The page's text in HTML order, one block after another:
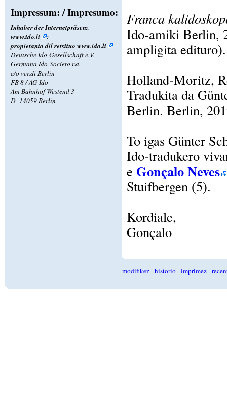
Impressum: / Impresumo:
Inhaber der Internetpräsenz
www.ido.li
:
propietanto dil retsituo www.ido.li
Deutsche Ido-Gesellschaft e.V.
Germana Ido-Societo r.a.
c/o ver.di Berlin
FB 8 / AG Ido
Am Bahnhof Westend 3
D- 14059 Berlin
Franca
Ido-amiki Berlin,
ampligita edituro).
Holland-Moritz,
Tradukita da
Berlin. Berlin,
To igas Günter
Ido-tradukero
e Gonçalo Neves
Stuifbergen (5).
Kordiale,
Gonçalo
modifikez-historio-imprimez-